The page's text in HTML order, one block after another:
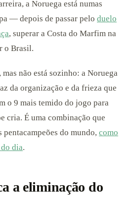
a Noruega está numas
— depois de passar pelo duelo
, superar a Costa do Marfim na
o Brasil.
mas não está sozinho: a Noruega
da organização e da frieza que
o 9 mais temido do jogo para
cria. É uma combinação que
pentacampeões do mundo, como
dia.
a eliminação do